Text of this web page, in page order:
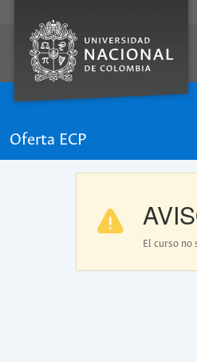
Oferta ECP
El curso no